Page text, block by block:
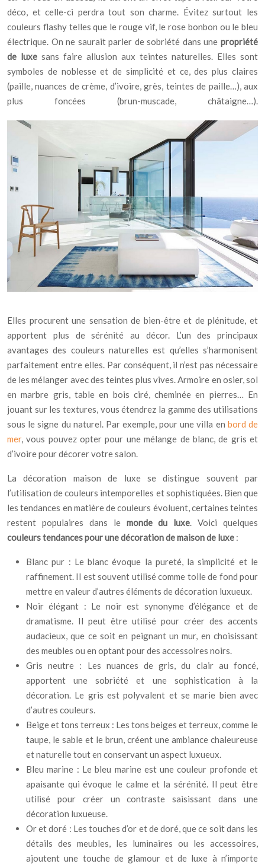
déco, et celle-ci perdra tout son charme. Évitez surtout les
couleurs flashy telles que le rouge vif, le rose bonbon ou le bleu
électrique. On ne saurait parler de sobriété dans une propriété
de luxe sans faire allusion aux teintes naturelles. Elles sont
symboles de noblesse et de simplicité et ce, des plus claires
(paille, nuances de crème, d’ivoire, grès, teintes de paille…), aux
plus foncées (brun-muscade, châtaigne…).
Elles procurent une sensation de bien-être et de plénitude, et
apportent plus de sérénité au décor. L’un des principaux
avantages des couleurs naturelles est qu’elles s’harmonisent
parfaitement entre elles. Par conséquent, il n’est pas nécessaire
de les mélanger avec des teintes plus vives. Armoire en osier, sol
en marbre gris, table en bois ciré, cheminée en pierres… En
jouant sur les textures, vous étendrez la gamme des utilisations
sous le signe du naturel. Par exemple, pour une villa en bord de
mer, vous pouvez opter pour une mélange de blanc, de gris et
d’ivoire pour décorer votre salon.
La décoration maison de luxe se distingue souvent par
l’utilisation de couleurs intemporelles et sophistiquées. Bien que
les tendances en matière de couleurs évoluent, certaines teintes
restent populaires dans lemonde du luxe. Voici quelques
couleurs tendances pour une décoration de maison de luxe :
Blanc pur : Le blanc évoque la pureté, la simplicité et le
raffinement. Il est souvent utilisé comme toile de fond pour
mettre en valeur d’autres éléments de décoration luxueux.
Noir élégant : Le noir est synonyme d’élégance et de
dramatisme. Il peut être utilisé pour créer des accents
audacieux, que ce soit en peignant un mur, en choisissant
des meubles ou en optant pour des accessoires noirs.
Gris neutre : Les nuances de gris, du clair au foncé,
apportent une sobriété et une sophistication à la
décoration. Le gris est polyvalent et se marie bien avec
d’autres couleurs.
Beige et tons terreux : Les tons beiges et terreux, comme le
taupe, le sable et le brun, créent une ambiance chaleureuse
et naturelle tout en conservant un aspect luxueux.
Bleu marine : Le bleu marine est une couleur profonde et
apaisante qui évoque le calme et la sérénité. Il peut être
utilisé pour créer un contraste saisissant dans une
décoration luxueuse.
Or et doré : Les touches d’or et de doré, que ce soit dans les
détails des meubles, les luminaires ou les accessoires,
ajoutent une touche de glamour et de luxe à n’importe